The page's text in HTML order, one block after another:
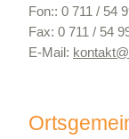
Fon:: 0 711 / 54
Fax: 0 711 / 54
E-Mail: kontakt@